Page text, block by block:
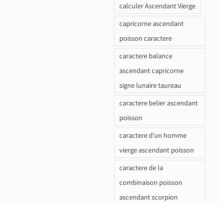
calculer Ascendant Vierge
capricorne ascendant
poisson caractere
caractere balance
ascendant capricorne
signe lunaire taureau
caractere belier ascendant
poisson
caractere d'un homme
vierge ascendant poisson
caractere de la
combinaison poisson
ascendant scorpion